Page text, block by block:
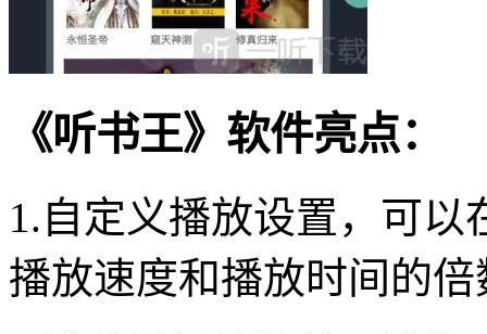
《听书王》软件亮点：
1.自定义播放设置，可
播放速度和播放时间的倍